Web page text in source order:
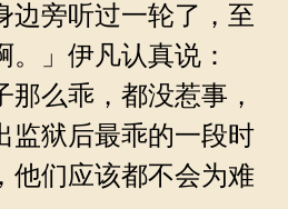
旁听过一轮了，至
」伊凡认真说：
那么乖，都没惹事，
监狱后最乖的一段时
他们应该都不会为难